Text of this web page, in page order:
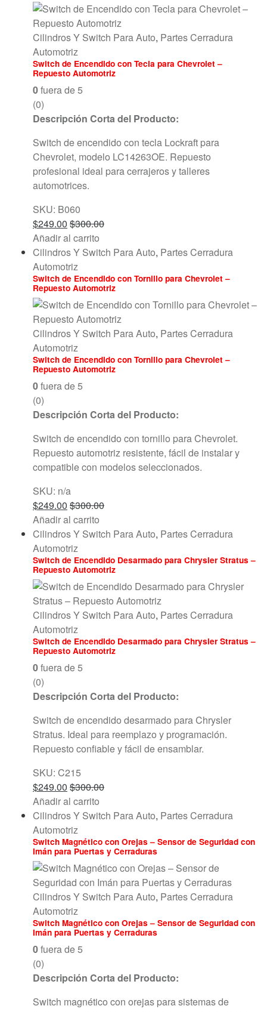
Cilindros Y Switch Para Auto, Partes Cerradura
Automotriz
Switch de Encendido con Tecla para Chevrolet –
Repuesto Automotriz
0fuera de 5
(0)
Descripción Corta del Producto:
Switch de encendido con tecla Lockraft para
Chevrolet, modelo LC14263OE. Repuesto
profesional ideal para cerrajeros y talleres
automotrices.
SKU: B060
$249.00 $300.00
Añadir al carrito
Cilindros Y Switch Para Auto, Partes Cerradura
Automotriz
Switch de Encendido con Tornillo para Chevrolet –
Repuesto Automotriz
Cilindros Y Switch Para Auto, Partes Cerradura
Automotriz
Switch de Encendido con Tornillo para Chevrolet –
Repuesto Automotriz
0fuera de 5
(0)
Descripción Corta del Producto:
Switch de encendido con tornillo para Chevrolet.
Repuesto automotriz resistente, fácil de instalar y
compatible con modelos seleccionados.
SKU: n/a
$249.00 $300.00
Añadir al carrito
Cilindros Y Switch Para Auto, Partes Cerradura
Automotriz
Switch de Encendido Desarmado para Chrysler Stratus –
Repuesto Automotriz
Cilindros Y Switch Para Auto, Partes Cerradura
Automotriz
Switch de Encendido Desarmado para Chrysler Stratus –
Repuesto Automotriz
0fuera de 5
(0)
Descripción Corta del Producto:
Switch de encendido desarmado para Chrysler
Stratus. Ideal para reemplazo y programación.
Repuesto confiable y fácil de ensamblar.
SKU: C215
$249.00 $300.00
Añadir al carrito
Cilindros Y Switch Para Auto, Partes Cerradura
Automotriz
Switch Magnético con Orejas – Sensor de Seguridad con
Imán para Puertas y Cerraduras
Cilindros Y Switch Para Auto, Partes Cerradura
Automotriz
Switch Magnético con Orejas – Sensor de Seguridad con
Imán para Puertas y Cerraduras
0fuera de 5
(0)
Descripción Corta del Producto:
Switch magnético con orejas para sistemas de